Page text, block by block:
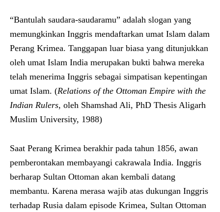
“Bantulah saudara-saudaramu” adalah slogan yang
memungkinkan Inggris mendaftarkan umat Islam dalam
Perang Krimea. Tanggapan luar biasa yang ditunjukkan
oleh umat Islam India merupakan bukti bahwa mereka
telah menerima Inggris sebagai simpatisan kepentingan
umat Islam. (Relations of the Ottoman Empire with the
Indian Rulers, oleh Shamshad Ali, PhD Thesis Aligarh
Muslim University, 1988)
Saat Perang Krimea berakhir pada tahun 1856, awan
pemberontakan membayangi cakrawala India. Inggris
berharap Sultan Ottoman akan kembali datang
membantu. Karena merasa wajib atas dukungan Inggris
terhadap Rusia dalam episode Krimea, Sultan Ottoman